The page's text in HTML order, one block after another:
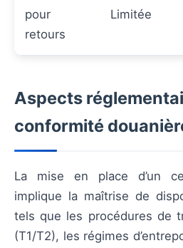
pour
retours
Limitée
Aspects
conformité
La mise en place d’un
implique la maîtrise de
tels que les procédures de
(T1/T2), les régimes